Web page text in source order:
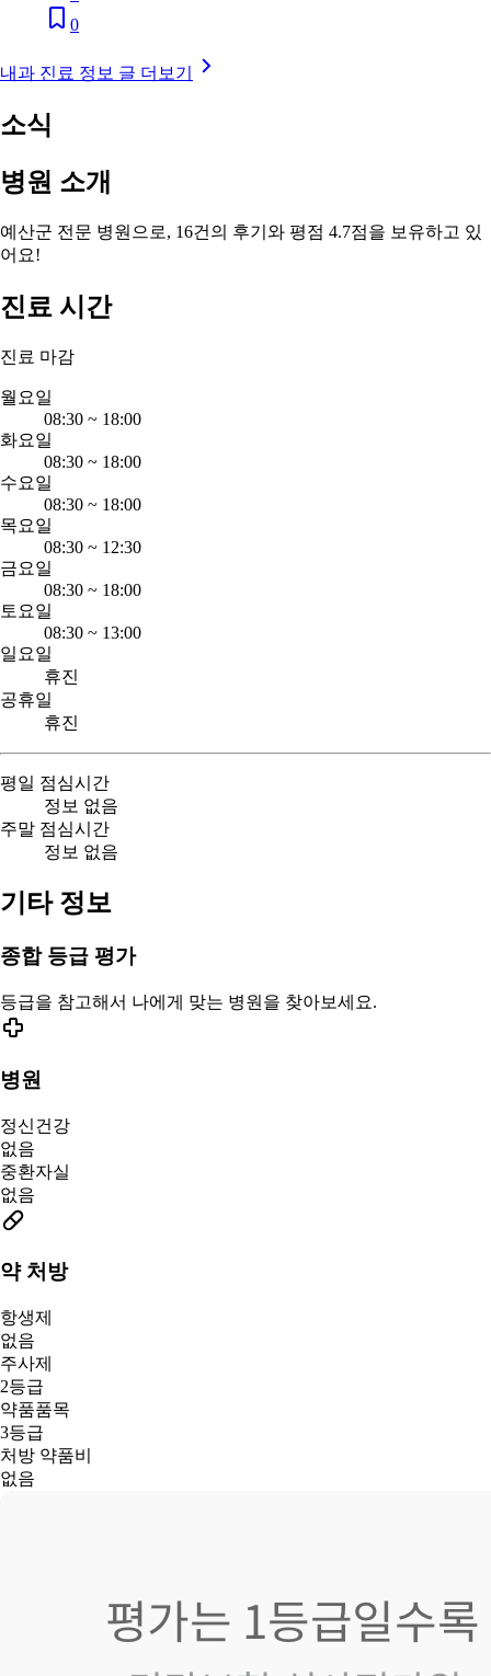
0
내과 진료 정보 글 더보기
소식
병원 소개
예산군 전문 병원으로, 16건의 후기와 평점 4.7점을 보유하고 있
어요!
진료 시간
진료 마감
월요일
08:30 ~ 18:00
화요일
08:30 ~ 18:00
수요일
08:30 ~ 18:00
목요일
08:30 ~ 12:30
금요일
08:30 ~ 18:00
토요일
08:30 ~ 13:00
일요일
휴진
공휴일
휴진
평일 점심시간
정보 없음
주말 점심시간
정보 없음
기타 정보
종합 등급 평가
등급을 참고해서 나에게 맞는 병원을 찾아보세요.
병원
정신건강
없음
중환자실
없음
약 처방
항생제
없음
주사제
2등급
약품품목
3등급
처방 약품비
없음